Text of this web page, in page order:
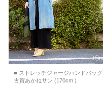
■ ストレッチジャージハンドバッグ
古賀あかねサン (170cm )